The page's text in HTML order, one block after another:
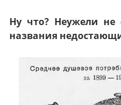
Ну что? Неужели не
названия